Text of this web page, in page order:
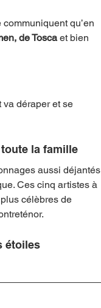
qu’en
de Tosca et bien
va déraper et se
la famille
aussi déjantés
Ces cinq artistes à
célèbres de
étoiles